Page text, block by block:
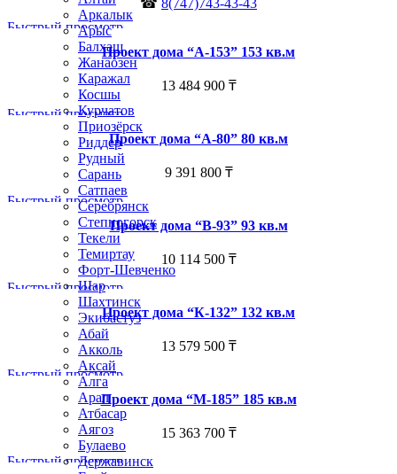
Аркалык
Арыс
Балхаш
Жанаозен
Каражал
Косшы
Курчатов
Приозёрск
Риддер
Рудный
Сарань
Сатпаев
Серебрянск
Степногорск
Текели
Темиртау
Форт-Шевченко
Шар
Шахтинск
Экибастуз
Абай
Акколь
Аксай
Алга
Арал
Атбасар
Аягоз
Булаево
Державинск
☎ 8(747)743-43-43
Быстрый просмотр
Проект дома “А-153” 153 кв.м
13 484 900 ₸
Быстрый просмотр
Проект дома “А-80” 80 кв.м
9 391 800 ₸
Быстрый просмотр
Проект дома “В-93” 93 кв.м
10 114 500 ₸
Быстрый просмотр
Проект дома “К-132” 132 кв.м
13 579 500 ₸
Быстрый просмотр
Проект дома “М-185” 185 кв.м
15 363 700 ₸
Быстрый просмотр